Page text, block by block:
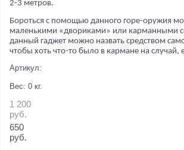
2-3 метров.
Бороться с помощью данного горе-оружия
маленькими «двориками» или карманными
данный гаджет можно назвать средством
чтобы хоть что-то было в кармане на случай,
Артикул:
Вес: 0 кг.
1 200
руб.
650
руб.